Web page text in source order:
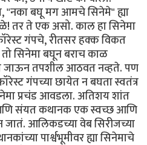
"नका बघू मग आमचे सिनेमे" ह्या
तर ते एक असो. काल हा सिनेमा
गंपचे, रीतसर हक्क विकत
तो सिनेमा बघून बराच काळ
जाऊन तपशील आठवत नव्हते. पण
गंपच्या छायेत न बघता स्वतंत्र
प्रचंड आवडला. अतिशय शांत
आणि संयत कथानक एक स्वच्छ आणि
आलिकडच्या वेब सिरीजच्या
पार्श्वभूमीवर ह्या सिनेमाचे